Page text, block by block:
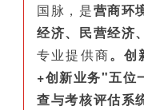
国脉，是营商环
经济、民营经济
专业提供商。创
+创新业务"五位
查与考核评估系